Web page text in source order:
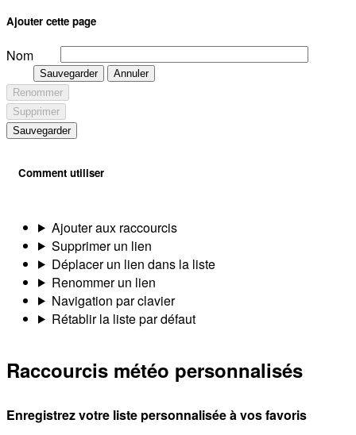
Ajouter cette page
Nom
Sauvegarder
Annuler
Renommer
Supprimer
Sauvegarder
Comment utiliser
Ajouter aux raccourcis
Supprimer un lien
Déplacer un lien dans la liste
Renommer un lien
Navigation par clavier
Rétablir la liste par défaut
Raccourcis météo personnalisés
Enregistrez votre liste personnalisée à vos favoris